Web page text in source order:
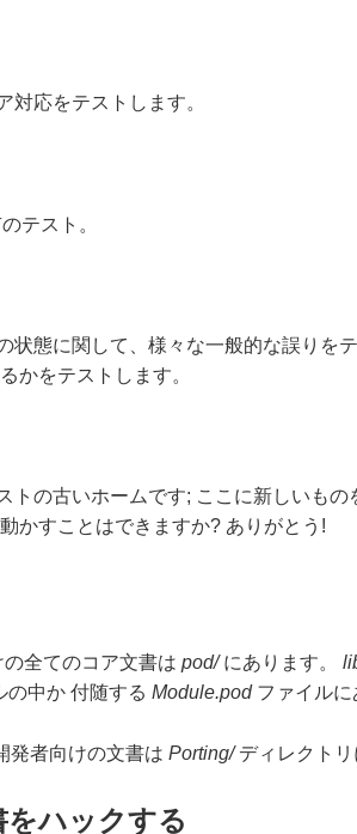
対応をテストします。
テスト。
状態に関して、様々な一般的な誤りを
かをテストします。
トの古いホームです; ここに新しいも
かすことはできますか? ありがとう!
全てのコア文書は pod/にあります。
中か 付随する Module.podファイルに
発者向けの文書は Porting/ディレクトリ
ハックする